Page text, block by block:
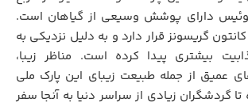
دارای پوشش وسیعی از گیاهان است.
گریسونز قرار دارد و به دلیل نزدیکی به
بیشتری پیدا کرده است. مناظر زیبا،
عمیق از جمله طبیعت زیبای این پارک ملی
گردشگران زیادی از سراسر دنیا به آنجا سفر